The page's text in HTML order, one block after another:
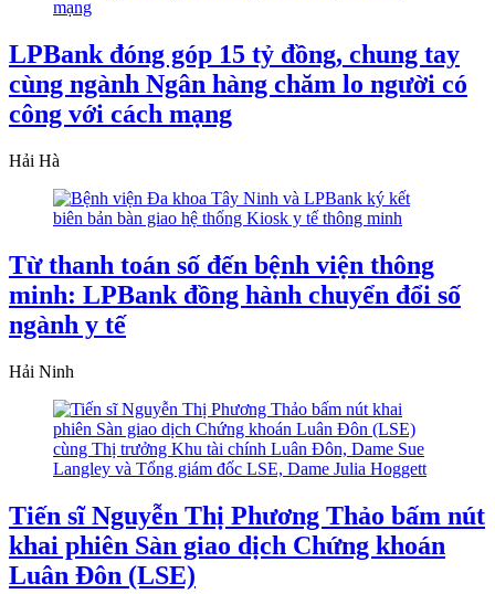
LPBank đóng góp 15 tỷ đồng, chung tay
cùng ngành Ngân hàng chăm lo người có
công với cách mạng
Hải Hà
Từ thanh toán số đến bệnh viện thông
minh: LPBank đồng hành chuyển đổi số
ngành y tế
Hải Ninh
Tiến sĩ Nguyễn Thị Phương Thảo bấm nút
khai phiên Sàn giao dịch Chứng khoán
Luân Đôn (LSE)